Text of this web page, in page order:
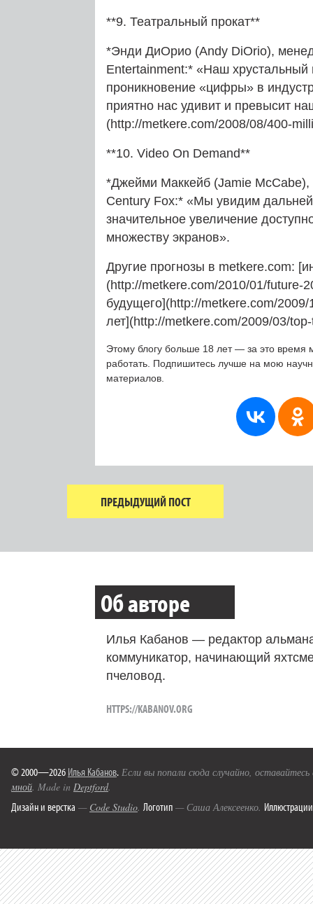
**9. Театральный прокат**
*Энди ДиОрио (Andy DiOrio),
Entertainment:* «Наш
проникновение «цифры» в
приятно нас удивит и превысит
(http://metkere.com/2008/08/400-
**10. Video On Demand**
*Джейми Маккейб (Jamie McCabe),
Century Fox:* «Мы увидим
значительное увеличение
множеству экранов».
Другие прогнозы в metkere.com:
(http://metkere.com/2010/01/future-
будущего](http://metkere.com/
лет](http://metkere.com/2009/03/
Этому блогу больше 18 лет — за это время
работать. Подпишитесь лучше на мою
материалов.
ПРЕДЫДУЩИЙ ПОСТ
Об авторе
Илья Кабанов — редактор
коммуникатор, начинающий
пчеловод.
HTTPS://KABANOV.ORG
© 2000—2026 Илья Кабанов. Если вы попали сюда случайно,
мной. Made in Deptford.
Дизайн и верстка — Code Studio. Логотип — Саша Алексеенко. Иллюстрации